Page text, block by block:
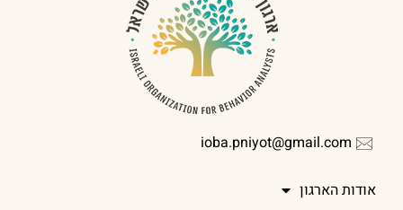
ioba.pniyot@gmail.com
אודות הארגון